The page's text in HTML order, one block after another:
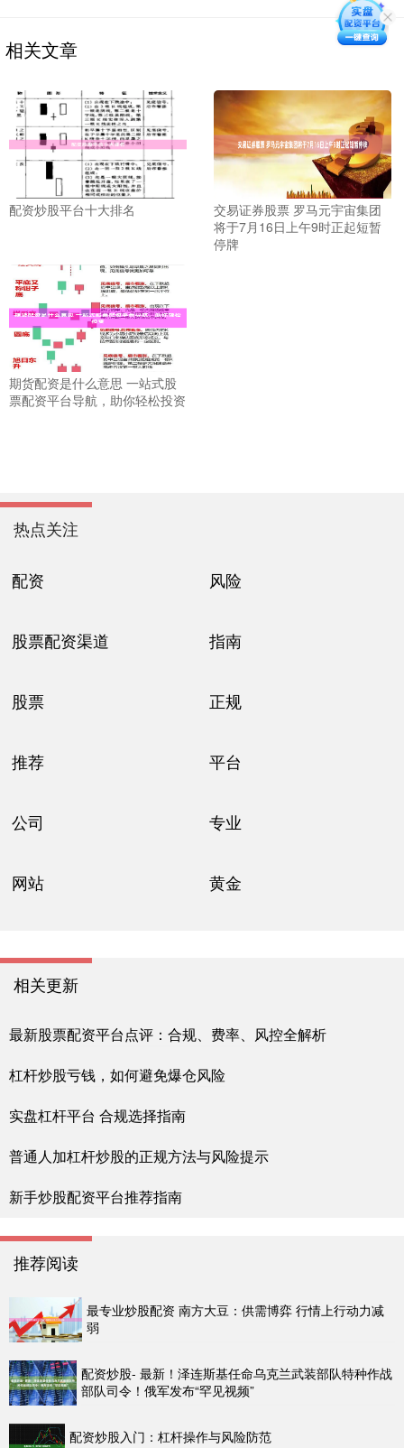
相关文章
配资炒股平台十大排名
交易证券股票 罗马元宇宙集团
将于7月16日上午9时正起短暂
停牌
期货配资是什么意思 一站式股
票配资平台导航，助你轻松投资
热点关注
配资 风险
股票配资渠道 指南
股票 正规
推荐 平台
公司 专业
网站 黄金
相关更新
最新股票配资平台点评：合规、费率、风控全解析
杠杆炒股亏钱，如何避免爆仓风险
实盘杠杆平台 合规选择指南
普通人加杠杆炒股的正规方法与风险提示
新手炒股配资平台推荐指南
推荐阅读
最专业炒股配资 南方大豆：供需博弈 行情上行动力减
弱
配资炒股- 最新！泽连斯基任命乌克兰武装部队特种作战
部队司令！俄军发布“罕见视频”
配资炒股入门：杠杆操作与风险防范